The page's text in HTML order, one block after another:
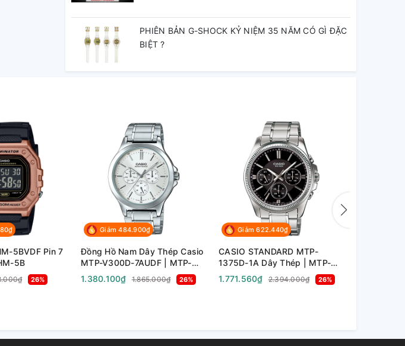
PHIÊN BẢN G-SHOCK KỶ NIỆM 35 NĂM CÓ GÌ ĐẶC
BIỆT ?
5BVDF Pin 7
5B
26%
Giảm 484.900₫
Đồng Hồ Nam Dây Thép Casio
MTP-V300D-7AUDF | MTP-
V300D-7A
1.380.100₫ 1.865.000₫ 26%
Giảm 622.440₫
CASIO STANDARD MTP-
1375D-1A Dây Thép | MTP-
1375D-1AVDF
1.771.560₫ 2.394.000₫ 26%